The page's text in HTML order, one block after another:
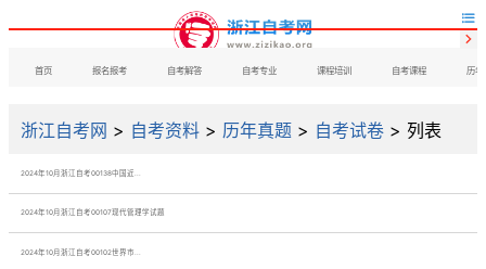

首页 报名报考 自考解答 自考专业 课程培训 自考课程 历年

浙江自考网 > 自考资料> 历年真题> 自考试卷> 列表
​2024年10月浙江自考00138中国近...
​2024年10月浙江自考00107现代管理学试题
​2024年10月浙江自考00102世界市...